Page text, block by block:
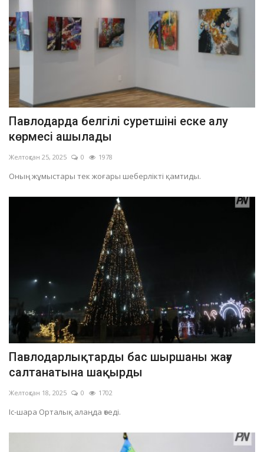
Павлодарда белгілі суретшіні еске алу
көрмесі ашылады
Желтоқсан 25, 2025 0 1978
Оның жұмыстары тек жоғары шеберлікті қамтиды.
Павлодарлықтарды бас шыршаны жағу
салтанатына шақырды
Желтоқсан 18, 2025 0 1702
Іс-шара Орталық алаңда өтеді.